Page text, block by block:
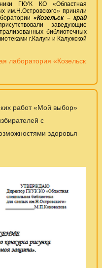
ГКУК КО «Областная
им.Н.Островского» приняли
«Козельск – край
заведующие
библиотечных
г.Калуги и Калужской
лаборатория «Козельск
работ «Мой выбор»
с
здоровья